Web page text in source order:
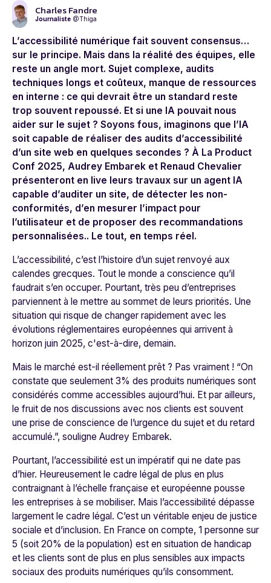
Charles Fandre
Journaliste @Thiga
L’accessibilité numérique fait souvent consensus…
sur le principe. Mais dans la réalité des équipes, elle
reste un angle mort. Sujet complexe, audits
techniques longs et coûteux, manque de ressources
en interne : ce qui devrait être un standard reste
trop souvent repoussé. Et si une IA pouvait nous
aider sur le sujet ? Soyons fous, imaginons que l’IA
soit capable de réaliser des audits d’accessibilité
d’un site web en quelques secondes ? À La Product
Conf 2025, Audrey Embarek et Renaud Chevalier
présenteront en live leurs travaux sur un agent IA
capable d’auditer un site, de détecter les non-
conformités, d’en mesurer l’impact pour
l’utilisateur et de proposer des recommandations
personnalisées.. Le tout, en temps réel.
L’accessibilité, c’est l’histoire d’un sujet renvoyé aux
calendes grecques. Tout le monde a conscience qu’il
faudrait s’en occuper. Pourtant, très peu d’entreprises
parviennent à le mettre au sommet de leurs priorités. Une
situation qui risque de changer rapidement avec les
évolutions réglementaires européennes qui arrivent à
horizon juin 2025, c'est-à-dire, demain.
Mais le marché est-il réellement prêt ? Pas vraiment ! “On
constate que seulement 3% des produits numériques sont
considérés comme accessibles aujourd’hui. Et par ailleurs,
le fruit de nos discussions avec nos clients est souvent
une prise de conscience de l’urgence du sujet et du retard
accumulé.”, souligne Audrey Embarek.
Pourtant, l’accessibilité est un impératif qui ne date pas
d’hier. Heureusement le cadre légal de plus en plus
contraignant à l’échelle française et européenne pousse
les entreprises à se mobiliser. Mais l’accessibilité dépasse
largement le cadre légal. C’est un véritable enjeu de justice
sociale et d’inclusion. En France on compte, 1 personne sur
5 (soit 20% de la population) est en situation de handicap
et les clients sont de plus en plus sensibles aux impacts
sociaux des produits numériques qu’ils consomment.